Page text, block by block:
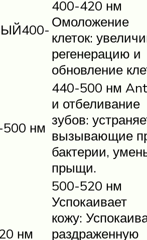
400-420 нм
Омоложение
клеток:
регенерацию и
обновление
нм
440-500 нм
и отбеливание
зубов:
вызывающие
бактерии,
прыщи.
нм
500-520 нм
Успокаивает
кожу:
раздраженную